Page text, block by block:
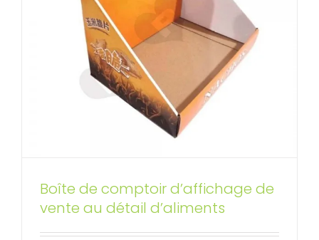
Boîte de comptoir d’affichage de
vente au détail d’aliments
rouge à lèvres en carton
personnalisés